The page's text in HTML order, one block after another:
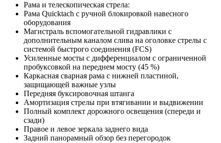
Рама и телескопическая стрела:
Рама Quicktach с ручной блокировкой навесного
оборудования
Магистраль вспомогательной гидравлики с
дополнительным каналом слива на оголовке стрелы с
системой быстрого соединения (FCS)
Усиленные мосты с дифференциалом с ограниченной
пробуксовкой на переднем мосту (45 %)
Каркасная сварная рама с нижней пластиной,
защищающей важные узлы
Передняя буксировочная штанга
Амортизация стрелы при втягивании и выдвижении
Полный комплект дорожного освещения (спереди и
сзади)
Правое и левое зеркала заднего вида
Задний панорамный обзор без перегородок